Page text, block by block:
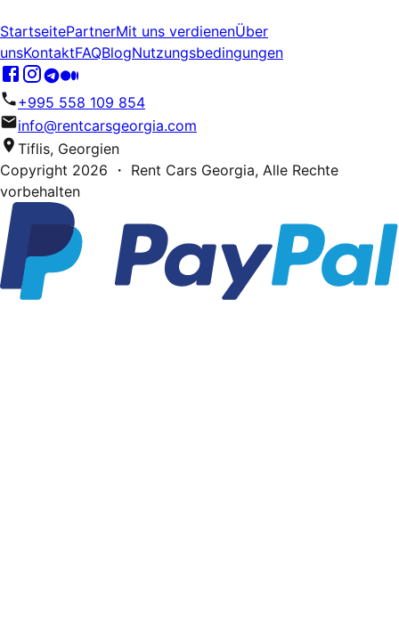
StartseitePartnerMit uns verdienenÜber
unsKontaktFAQBlogNutzungsbedingungen
+995 558 109 854
info@rentcarsgeorgia.com
Tiflis, Georgien
Copyright 2026 ・ Rent Cars Georgia, Alle Rechte
vorbehalten